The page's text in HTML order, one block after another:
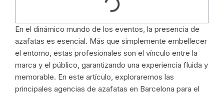
En el dinámico mundo de los eventos, la presencia de
azafatas es esencial. Más que simplemente embellecer
el entorno, estas profesionales son el vínculo entre la
marca y el público, garantizando una experiencia fluida y
memorable. En este artículo, exploraremos las
principales agencias de azafatas en Barcelona para el